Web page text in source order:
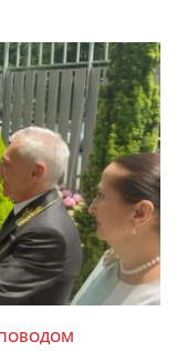
ПОВОДОМ